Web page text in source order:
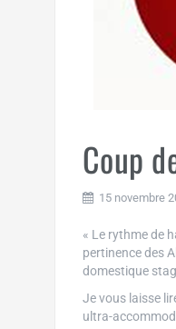
Coup
15 novembre
« Le rythme de
pertinence des
domestique
Je vous laisse
ultra-